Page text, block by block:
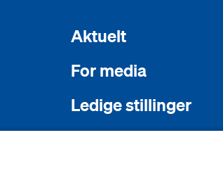
Aktuelt
For media
Ledige stillinger